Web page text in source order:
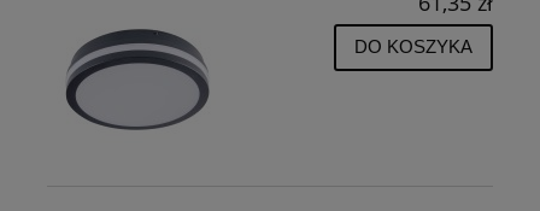
DO KOSZYKA